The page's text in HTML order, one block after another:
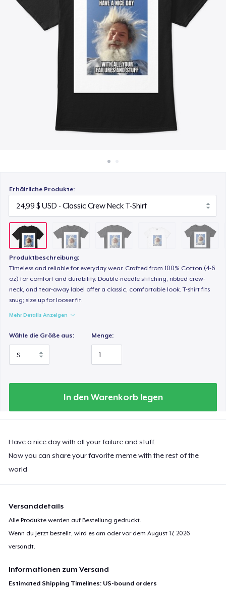
Überall verkaufen
Etwas verkaufen
Erhältliche Produkte:
Produktbeschreibung:
Timeless and reliable for everyday wear. Crafted from 100% Cotton (4-6
oz) for comfort and durability. Double-needle stitching, ribbed crew-
neck, and tear-away label offer a classic, comfortable look. T-shirt fits
snug; size up for looser fit.
Mehr Details Anzeigen
Wähle die Größe aus: Menge:
In den Warenkorb legen
Have a nice day with all your failure and stuff.
Now you can share your favorite meme with the rest of the
world
Versanddetails
Alle Produkte werden auf Bestellung gedruckt.
Wenn du jetzt bestellt, wird es am oder vor demAugust 17, 2026
versandt.
Informationen zum Versand
Estimated Shipping Timelines: US-bound orders
Comfort Tee
25,99 $
Women's Maple Tee
Women's Classic Tee
24,99 $
26,99 $
Women's Comfort Tee
25,99 $
Classic Tank Top
21,99 $
Women's Flowy Tank Top
Premium Tank Top
26,99 $
Essential Tee
Premium V-Neck Tee
26,93 $